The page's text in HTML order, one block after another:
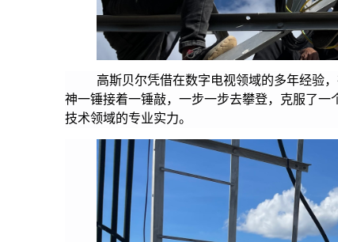
高斯贝尔凭借在数字电视领域的多年经验
神一锤接着一锤敲，一步一步去攀登，克服了
技术领域的专业实力。